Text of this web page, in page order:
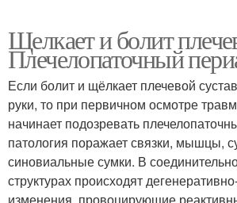
Щелкает и болит
Плечелопаточный
Если болит и щёлкает плечевой
руки, то при первичном осмотре
начинает подозревать
патология поражает связки, мышцы,
синовиальные сумки. В
структурах происходят